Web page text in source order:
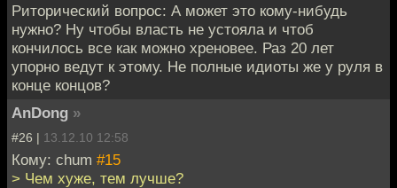
Риторический вопрос: А может это кому-нибудь
нужно? Ну чтобы власть не устояла и чтоб
кончилось все как можно хреновее. Раз 20 лет
упорно ведут к этому. Не полные идиоты же у руля в
конце концов?
AnDong »
#26 | 13.12.10 12:58
Кому: chum #15
> Чем хуже, тем лучше?